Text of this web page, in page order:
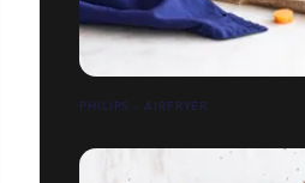
PHILIPS - AIRFRYER